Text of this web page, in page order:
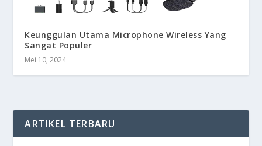
Keunggulan Utama Microphone Wireless Yang
Sangat Populer
Mei 10, 2024
ARTIKEL TERBARU